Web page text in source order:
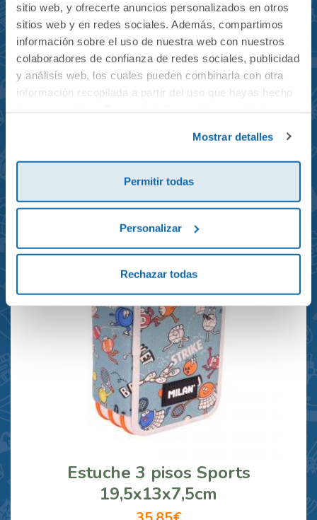
sitio web, y ofrecerte anuncios personalizados en otros
sitios web y en redes sociales. Además, compartimos
información sobre el uso de nuestra web con nuestros
colaboradores de confianza de redes sociales, publicidad
y análisis web, los cuales pueden combinarla con otra
información recopilada a partir del uso que hayas hecho
Mostrar detalles
Permitir todas
Personalizar
Rechazar todas
reciclada 21x10x28cm
23,95€
Estuche 3 pisos Sports
19,5x13x7,5cm